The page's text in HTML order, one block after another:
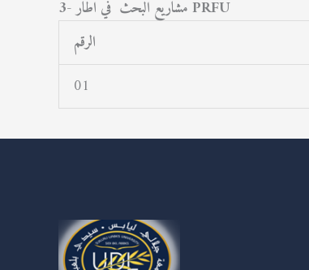
3- مشاريع البحث في اطار PRFU
الرقم
01